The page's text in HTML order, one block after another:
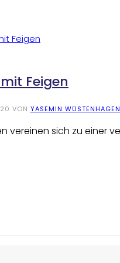
Feigen
VON YASEMIN WÜSTENHAGEN
sich zu einer